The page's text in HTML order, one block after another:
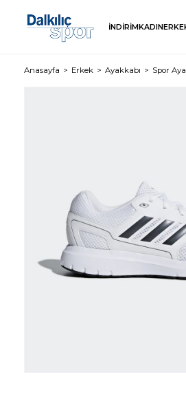
İNDİRİMKADIN
Anasayfa Erkek Ayakkabı Spor